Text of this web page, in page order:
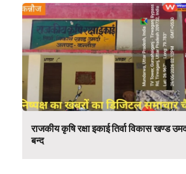
राजकीय कृषि रक्षा इकाई तिर्वा विकास खण्ड
बन्द